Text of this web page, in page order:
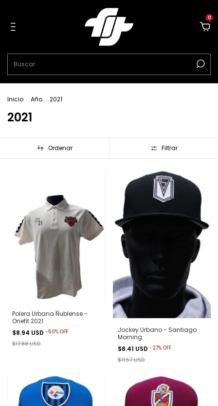
0
Inicio . Año . 2021
2021
Ordenar Filtrar
Polera Urbana Ñublense -
Onefit 2021
$8.94 USD -50% OFF
$17.88 USD
Jockey Urbano - Santiago
Morning
$8.41 USD -27% OFF
$11.57 USD